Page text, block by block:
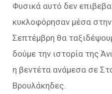
Φυσικά αυτό δεν
κυκλοφόρησαν μέσα
Σεπτέμβρη θα
δούμε την ιστορία της
η βεντέτα ανάμεσα σε
Βρουλάκηδες.